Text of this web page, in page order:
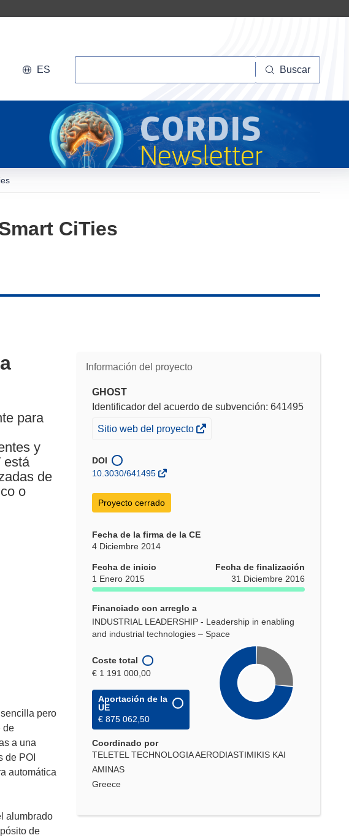
ES Buscar
CiTies
para
y
está
de
o
pero
de
a una
de POI
automática
alumbrado
de
Información del proyecto
GHOST
Identificador del acuerdo de subvención: 641495
(se
en
una
ventana)
Sitio web del proyecto
DOI
10.3030/641495
Proyecto cerrado
Fecha de la firma de la CE
4 Diciembre 2014
Fecha de inicio
1 Enero 2015
Fecha de finalización
31 Diciembre 2016
Financiado con arreglo a
INDUSTRIAL LEADERSHIP - Leadership in enabling
and industrial technologies – Space
Coste total
€ 1 191 000,00
Aportación de la
UE
€ 875 062,50
Coordinado por
TELETEL TECHNOLOGIA AERODIASTIMIKIS KAI
AMINAS
Greece